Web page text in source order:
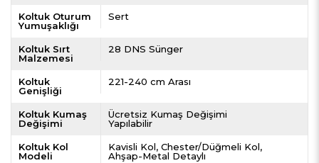
Koltuk Oturum
Yumuşaklığı
Sert
Koltuk Sırt
Malzemesi
28 DNS Sünger
Koltuk
Genişliği
221-240 cm Arası
Koltuk Kumaş
Değişimi
Ücretsiz Kumaş Değişimi
Yapılabilir
Koltuk Kol
Modeli
Kavisli Kol Chester/Düğmeli Kol
Ahşap-Metal Detaylı